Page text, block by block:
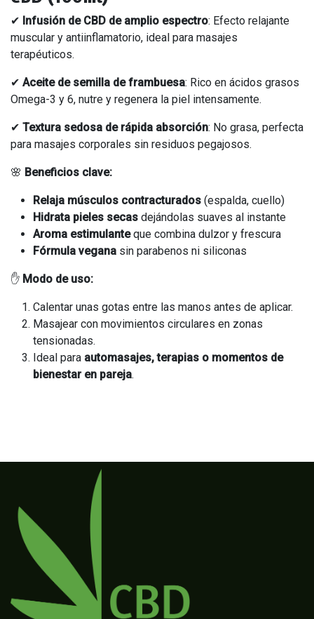
✔ Infusión de CBD de amplio espectro: Efecto relajante
muscular y antiinflamatorio, ideal para masajes
terapéuticos.
✔ Aceite de semilla de frambuesa: Rico en ácidos grasos
Omega-3 y 6, nutre y regenera la piel intensamente.
✔ Textura sedosa de rápida absorción: No grasa, perfecta
para masajes corporales sin residuos pegajosos.
🌸 Beneficios clave:
Relaja músculos contracturados (espalda, cuello)
Hidrata pieles secas dejándolas suaves al instante
Aroma estimulanteque combina dulzor y frescura
Fórmula vegana sin parabenos ni siliconas
✋ Modo de uso:
Calentar unas gotas entre las manos antes de aplicar.
Masajear con movimientos circulares en zonas
tensionadas.
Ideal para automasajes, terapias o momentos de
bienestar en pareja.